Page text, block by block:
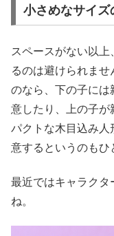
小さめなサイ
スペースがない以
るのは避けられま
のなら、下の子に
意したり、上の子
パクトな木目込み
意するというのもひ
最近ではキャラク
ね。